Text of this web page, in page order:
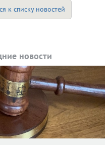
к списку новостей
новости